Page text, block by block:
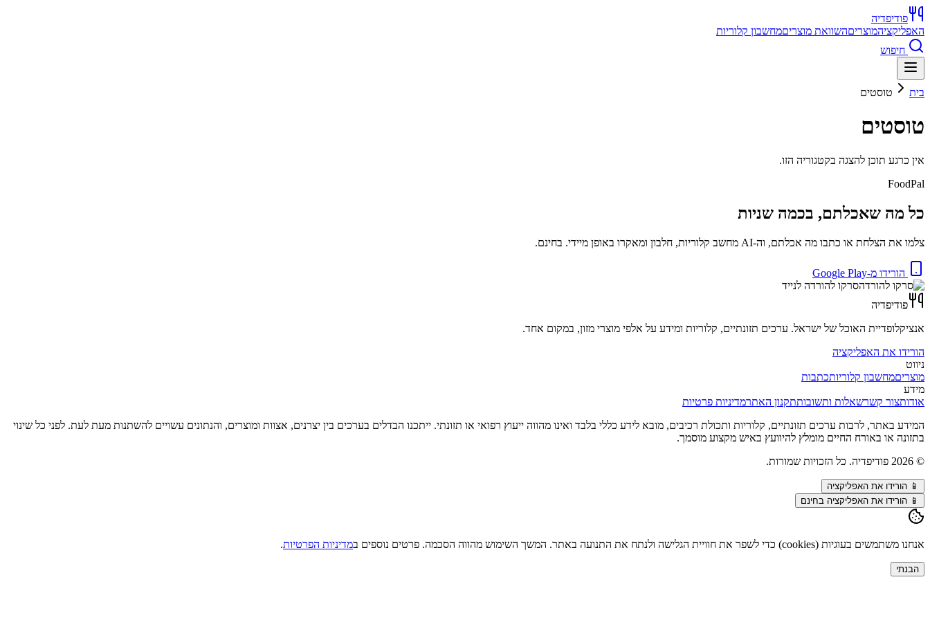
פודיפדיה
האפליקציהמוצריםהשוואת מוצריםמחשבון קלוריות
חיפוש
בית טוסטים
טוסטים
אין כרגע תוכן להצגה בקטגוריה הזו.
FoodPal
כל מה שאכלתם, בכמה שניות
צלמו את הצלחת או כתבו מה אכלתם, וה-AI מחשב קלוריות, חלבון ומאקרו באופן מיידי. בחינם.
הורידו מ-Google Play
סרקו להורדה לנייד
פודיפדיה
אנציקלופדיית האוכל של ישראל. ערכים תזונתיים, קלוריות ומידע על אלפי מוצרי מזון, במקום אחד.
הורידו את האפליקציה
ניווט
מוצריםמחשבון קלוריותכתבות
מידע
אודותצור קשרשאלות ותשובותתקנון האתרמדיניות פרטיות
המידע באתר, לרבות ערכים תזונתיים, קלוריות ותכולת רכיבים, מובא לידע כללי בלבד ואינו מהווה ייעוץ רפואי או תזונתי. ייתכנו הבדלים בערכים בין יצרנים, אצוות ומוצרים, והנתונים עשויים להשתנות מעת לעת. לפני כל שינוי
בתזונה או באורח החיים מומלץ להיוועץ באיש מקצוע מוסמך.
©
2026 פודיפדיה. כל הזכויות שמורות.
📱 הורידו את האפליקציה
📱 הורידו את האפליקציה בחינם
אנחנו משתמשים בעוגיות (cookies) כדי לשפר את חוויית הגלישה ולנתח את התנועה באתר. המשך השימוש מהווה הסכמה. פרטים נוספים ב מדיניות הפרטיות.
הבנתי